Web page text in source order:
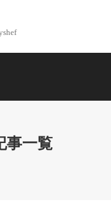
事一覧